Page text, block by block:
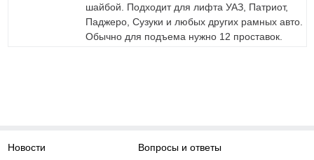
шайбой. Подходит для лифта УАЗ, Патриот,
Паджеро, Сузуки и любых других рамных авто.
Обычно для подъема нужно 12 проставок.
Новости Вопросы и ответы